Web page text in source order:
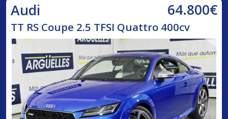
Audi 64.800€
TT RS Coupe 2.5 TFSI Quattro 400cv